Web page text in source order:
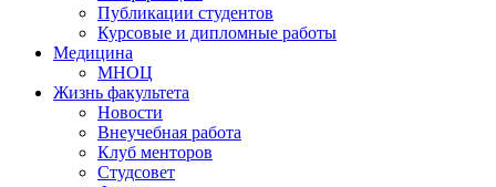
Публикации студентов
Курсовые и дипломные работы
Медицина
МНОЦ
Жизнь факультета
Новости
Внеучебная работа
Клуб менторов
Студсовет